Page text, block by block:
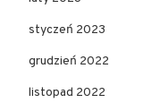
styczeń 2023
grudzień 2022
listopad 2022